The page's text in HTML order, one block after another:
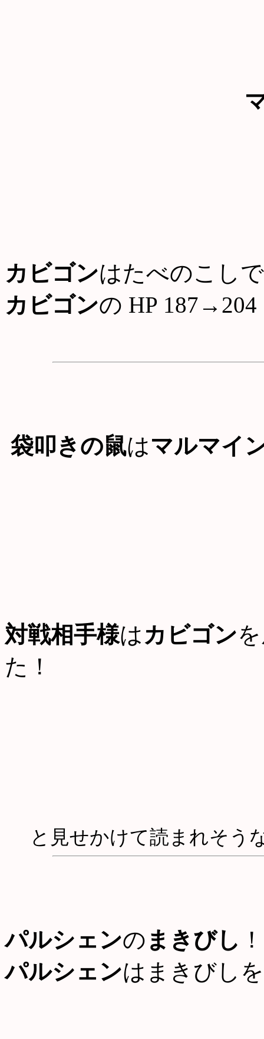
カビゴンはたべのこし
カビゴンの HP 187→204
袋叩きの鼠はマルマイ
対戦相手様は カビゴン
た！
と見せかけて読まれそう
パルシェンの まきびし ！
パルシェンはまきびし